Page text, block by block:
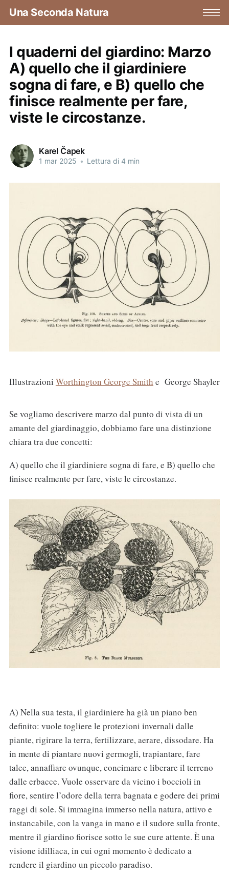
Una Seconda Natura
I quaderni del giardino: Marzo
A) quello che il giardiniere
sogna di fare, e B) quello che
finisce realmente per fare,
viste le circostanze.
Karel Čapek
1 mar 2025 • Lettura di 4 min
Illustrazioni Worthington George Smith e George Shayler
Se vogliamo descrivere marzo dal punto di vista di un
amante del giardinaggio, dobbiamo fare una distinzione
chiara tra due concetti:
A) quello che il giardiniere sogna di fare, e B) quello che
finisce realmente per fare, viste le circostanze.
A) Nella sua testa, il giardiniere ha già un piano ben
definito: vuole togliere le protezioni invernali dalle
piante, rigirare la terra, fertilizzare, aerare, dissodare. Ha
in mente di piantare nuovi germogli, trapiantare, fare
talee, annaffiare ovunque, concimare e liberare il terreno
dalle erbacce. Vuole osservare da vicino i boccioli in
fiore, sentire l’odore della terra bagnata e godere dei primi
raggi di sole. Si immagina immerso nella natura, attivo e
instancabile, con la vanga in mano e il sudore sulla fronte,
mentre il giardino fiorisce sotto le sue cure attente. È una
visione idilliaca, in cui ogni momento è dedicato a
rendere il giardino un piccolo paradiso.